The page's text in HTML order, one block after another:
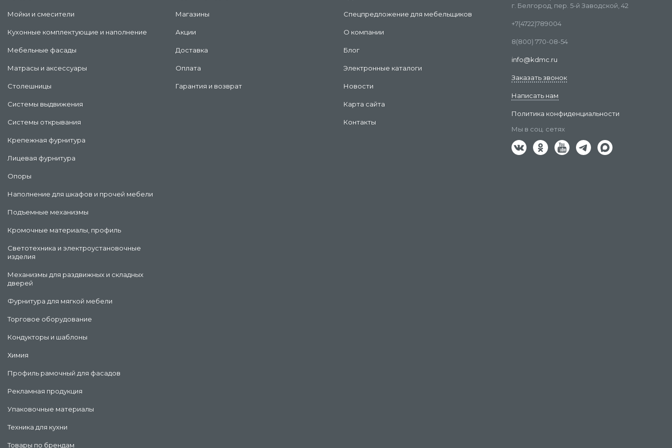
Мойки и смесители
Кухонные комплектующие и наполнение
Мебельные фасады
Матрасы и аксессуары
Столешницы
Системы выдвижения
Системы открывания
Крепежная фурнитура
Лицевая фурнитура
Опоры
Наполнение для шкафов и прочей мебели
Подъемные механизмы
Кромочные материалы, профиль
Светотехника и электроустановочные
изделия
Механизмы для раздвижных и складных
дверей
Фурнитура для мягкой мебели
Торговое оборудование
Кондукторы и шаблоны
Химия
Профиль рамочный для фасадов
Рекламная продукция
Упаковочные материалы
Техника для кухни
Товары по брендам
Магазины
Акции
Доставка
Оплата
Гарантия и возврат
Спецпредложение для мебельщиков
О компании
Блог
Электронные каталоги
Новости
Карта сайта
Контакты
г. Белгород, пер. 5-й Заводской, 42
+7(4722)789004
8(800) 770-08-54
info@kdmc.ru
Заказать звонок
Написать нам
Политика конфиденциальности
Мы в соц. сетях